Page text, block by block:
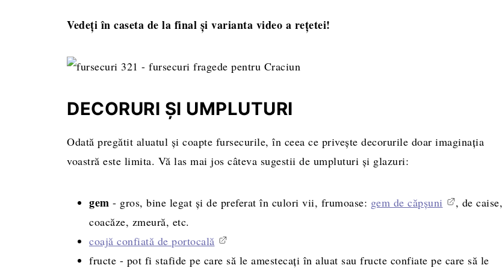
Vedeți în caseta de la final și varianta video a rețetei!
DECORURI ȘI UMPLUTURI
Odată pregătit aluatul și coapte fursecurile, în ceea ce privește decorurile doar imaginația
voastră este limita. Vă las mai jos câteva sugestii de umpluturi și glazuri:
gem - gros, bine legat și de preferat în culori vii, frumoase: gem de căpșuni
, de caise,
coacăze, zmeură, etc.
coajă confiată de portocală
fructe - pot fi stafide pe care să le amestecați în aluat sau fructe confiate pe care să le